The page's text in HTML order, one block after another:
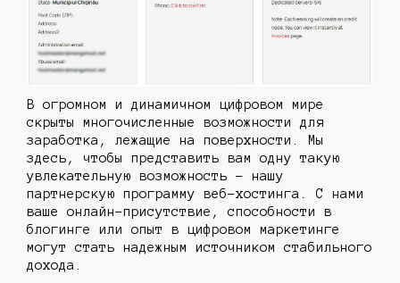
В огромном и динамичном цифровом мире
скрыты многочисленные возможности для
заработка, лежащие на поверхности. Мы
здесь, чтобы представить вам одну такую
увлекательную возможность - нашу
партнерскую программу веб-хостинга. С нами
ваше онлайн-присутствие, способности в
блогинге или опыт в цифровом маркетинге
могут стать надежным источником стабильного
дохода.